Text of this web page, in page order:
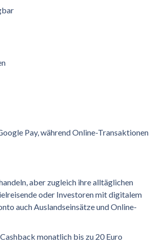
Pay, während Online-Transaktionen
aber zugleich ihre alltäglichen
oder Investoren mit digitalem
auch Auslandseinsätze und Online-
monatlich bis zu 20 Euro